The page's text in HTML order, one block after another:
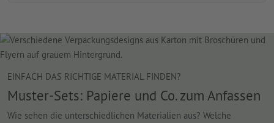
EINFACH DAS RICHTIGE MATERIAL FINDEN?
Muster-Sets: Papiere und Co. zum Anfassen
Wie sehen die unterschiedlichen Materialien aus? Welche